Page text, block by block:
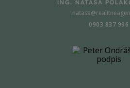
ING. NATAŠA
0903 837 996